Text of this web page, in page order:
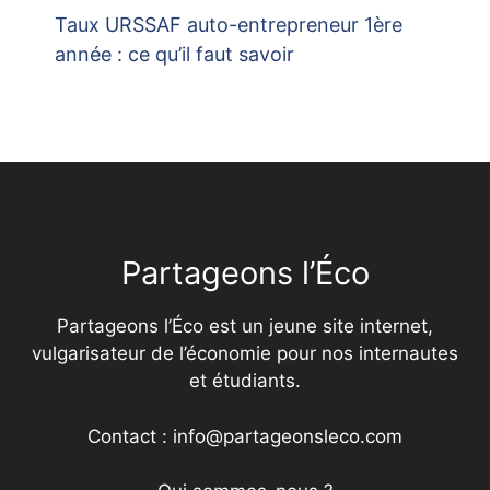
Taux URSSAF auto-entrepreneur 1ère
année : ce qu’il faut savoir
Partageons l’Éco
Partageons l’Éco est un jeune site internet,
vulgarisateur de l’économie pour nos internautes
et étudiants.
Contact : info@partageonsleco.com